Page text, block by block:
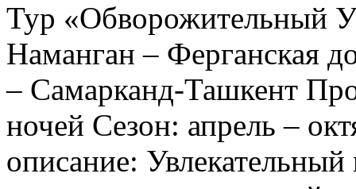
Тур «Обворожительный
Наманган – Ферганская
– Самарканд-Ташкент
ночей Сезон: апрель –
описание: